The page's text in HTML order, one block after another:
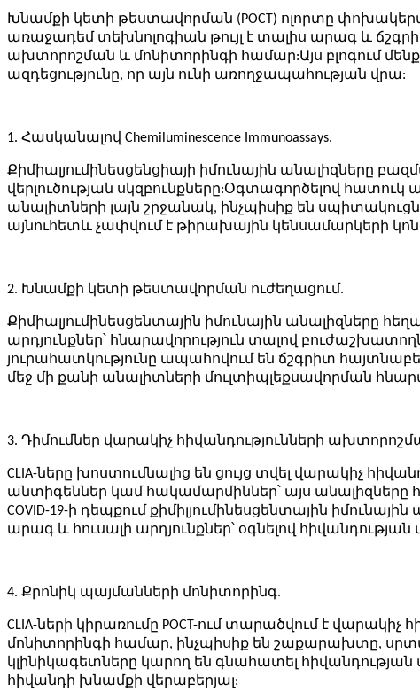
Խնամքի կետի թեստավորման (POCT) ոլորտը
առաջադեմ տեխնոլոգիան թույլ է տալիս արագ և
ախտորոշման և մոնիտորինգի համար:Այս բլոգում մենք
ազդեցությունը, որ այն ունի առողջապահության վրա:
1. Հասկանալով Chemiluminescence Immunoassays.
Քիմիալյումինեսցենցիայի իմունային անալիզները
վերլուծության սկզբունքները:Օգտագործելով
անալիտների լայն շրջանակ, ինչպիսիք են
այնուհետև չափվում է թիրախային կենսամարկերի
2. Խնամքի կետի թեստավորման ուժեղացում.
Քիմիալյումինեսցենտային իմունային անալիզները
արդյունքներ՝ հնարավորություն տալով
յուրահատկությունը ապահովում են ճշգրիտ
մեջ մի քանի անալիտների մուլտիպլեքսավորման
3. Դիմումներ վարակիչ հիվանդությունների
CLIA-ները խոստումնալից են ցույց տվել վարակիչ
անտիգեններ կամ հակամարմիններ՝ այս անալիզները
COVID-19-ի դեպքում քիմիլյումինեսցենտային
արագ և հուսալի արդյունքներ՝ օգնելով
4. Քրոնիկ պայմանների մոնիտորինգ.
CLIA-ների կիրառումը POCT-ում տարածվում է
մոնիտորինգի համար, ինչպիսիք են շաքարախտը,
կլինիկագետները կարող են գնահատել
հիվանդի խնամքի վերաբերյալ: